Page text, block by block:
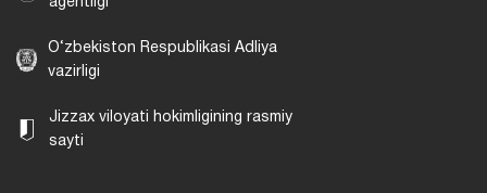
O‘zbekiston Respublikasi Adliya
vazirligi
Jizzax viloyati hokimligining rasmiy
sayti